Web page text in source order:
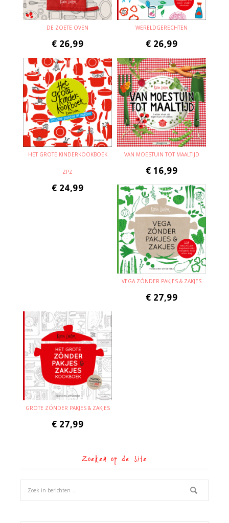
DE ZOETE OVEN
€ 26,99
WERELDGERECHTEN
€ 26,99
HET GROTE KINDERKOOKBOEK
ZPZ
€ 24,99
VAN MOESTUIN TOT MAALTIJD
€ 16,99
VEGA ZÓNDER PAKJES & ZAKJES
€ 27,99
GROTE ZÓNDER PAKJES & ZAKJES
€ 27,99
Zoeken op de site